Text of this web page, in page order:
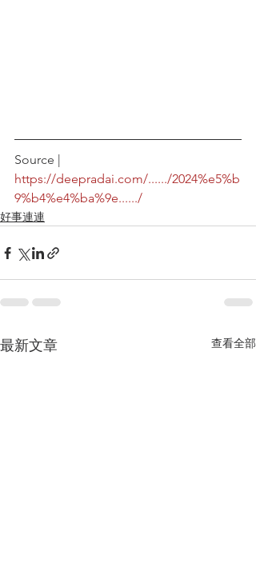
Source |
https://deepradai.com/....../2024%e5%b
9%b4%e4%ba%9e....../
好事連連
最新文章 查看全部